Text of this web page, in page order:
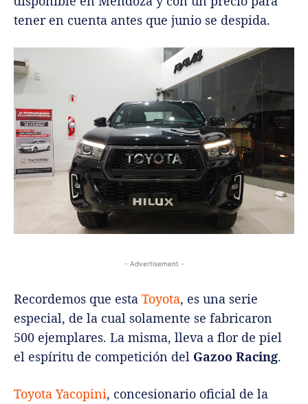
tener en cuenta antes que junio se despida.
- Advertisement -
Recordemos que esta Toyota, es una serie
especial, de la cual solamente se fabricaron
500 ejemplares. La misma, lleva a flor de piel
el espíritu de competición del Gazoo Racing.
Toyota Yacopini, concesionario oficial de la